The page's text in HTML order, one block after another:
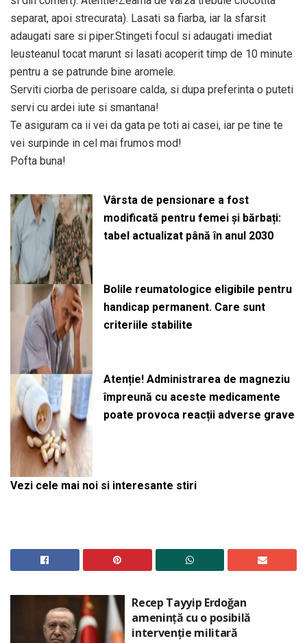
separat, apoi strecurata). Lasati sa fiarba, iar la sfarsit
adaugati sare si piper.Stingeti focul si adaugati imediat
leusteanul tocat marunt si lasati acoperit timp de 10 minute
pentru a se patrunde bine aromele.
Serviti ciorba de perisoare calda, si dupa preferinta o puteti
servi cu ardei iute si smantana!
Te asiguram ca ii vei da gata pe toti ai casei, iar pe tine te
vei surpinde in cel mai frumos mod!
Pofta buna!
Vârsta de pensionare a fost
modificată pentru femei și bărbați:
tabel actualizat până în anul 2030
Bolile reumatologice eligibile pentru
handicap permanent. Care sunt
criteriile stabilite
Atenție! Administrarea de magneziu
împreună cu aceste medicamente
poate provoca reacții adverse grave
Vezi cele mai noi si interesante stiri
Recep Tayyip Erdoğan
amenință cu o posibilă
intervenție militară